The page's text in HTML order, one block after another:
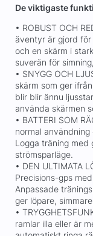
De viktigaste
• ROBUST OCH
äventyr är gjord
och en skärm i
suverän för
• SNYGG OCH
skärm som ger
blir blir ännu
använda skärmen
• BATTERI SOM
normal
Logga träning med
strömsparläge.
• DEN ULTIMATA
Precisions-gps
Anpassade
ger löpare,
•
ramlar illa eller är